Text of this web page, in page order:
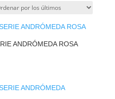
los
ANDRÓMEDA ROSA